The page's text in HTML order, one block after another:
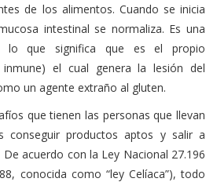
de los alimentos. Cuando se inicia
intestinal se normaliza. Es una
lo que significa que es el propio
el cual genera la lesión del
un agente extraño al gluten.
que tienen las personas que llevan
conseguir productos aptos y salir a
acuerdo con la Ley Nacional 27.196
conocida como “ley Celíaca”), todo